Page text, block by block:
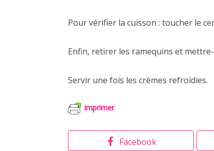
Pour vérifier la cuisson : toucher le
Enfin, retirer les ramequins et
Servir une fois les crèmes refroidies.
Imprimer
Facebook